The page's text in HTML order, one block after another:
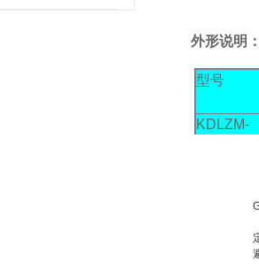
LZM-
外形说明
型号
KDLZM-